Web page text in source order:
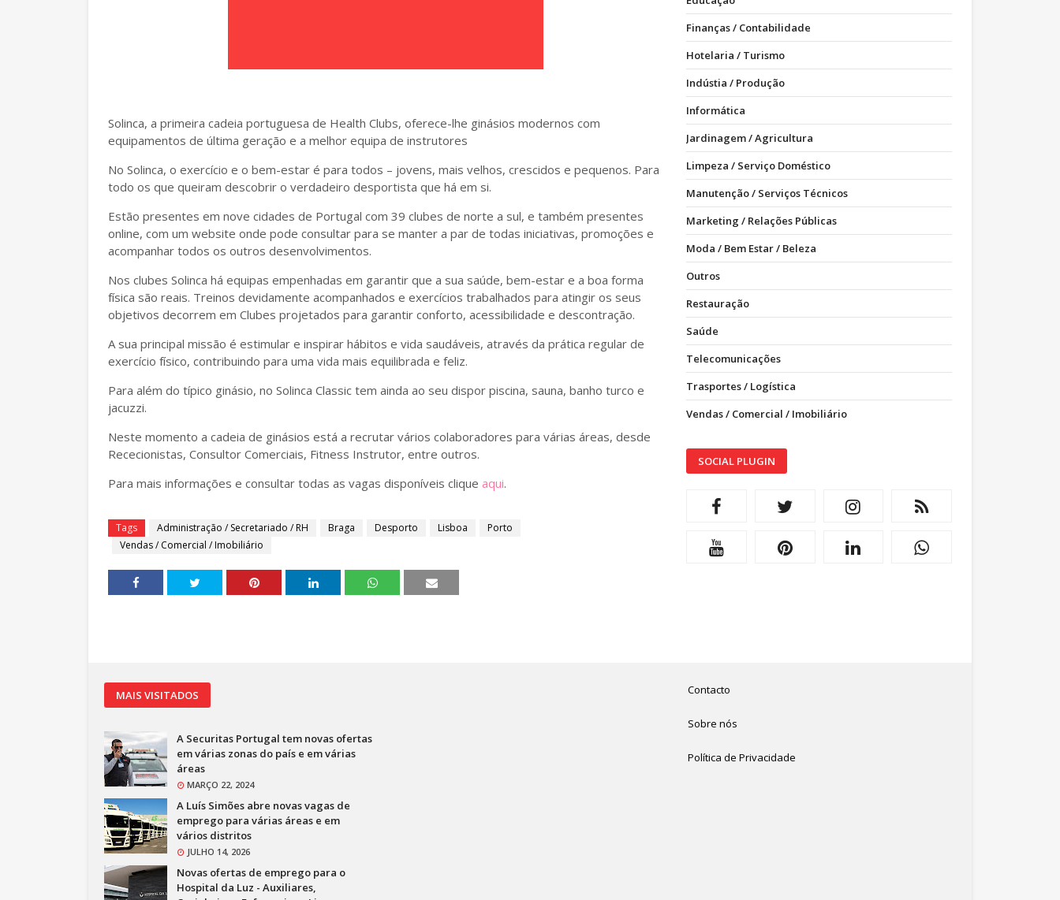
Solinca, a primeira cadeia portuguesa de Health Clubs, oferece-lhe ginásios modernos com
equipamentos de última geração e a melhor equipa de instrutores
No Solinca, o exercício e o bem-estar é para todos – jovens, mais velhos, crescidos e pequenos. Para
todo os que queiram descobrir o verdadeiro desportista que há em si.
Estão presentes em nove cidades de Portugal com 39 clubes de norte a sul, e também presentes
online, com um website onde pode consultar para se manter a par de todas iniciativas, promoções e
acompanhar todos os outros desenvolvimentos.
Nos clubes Solinca há equipas empenhadas em garantir que a sua saúde, bem-estar e a boa forma
física são reais. Treinos devidamente acompanhados e exercícios trabalhados para atingir os seus
objetivos decorrem em Clubes projetados para garantir conforto, acessibilidade e descontração.
A sua principal missão é estimular e inspirar hábitos e vida saudáveis, através da prática regular de
exercício físico, contribuindo para uma vida mais equilibrada e feliz.
Para além do típico ginásio, no Solinca Classic tem ainda ao seu dispor piscina, sauna, banho turco e
jacuzzi.
Neste momento a cadeia de ginásios está a recrutar vários colaboradores para várias áreas, desde
Rececionistas, Consultor Comerciais, Fitness Instrutor, entre outros.
Para mais informações e consultar todas as vagas disponíveis clique aqui.
Tags Administração / Secretariado / RH Braga Desporto Lisboa
Porto
Vendas / Comercial / Imobiliário
Finanças / Contabilidade
Hotelaria / Turismo
Indústia / Produção
Informática
Jardinagem / Agricultura
Limpeza / Serviço Doméstico
Manutenção / Serviços Técnicos
Marketing / Relações Públicas
Moda / Bem Estar / Beleza
Outros
Restauração
Saúde
Telecomunicações
Trasportes / Logística
Vendas / Comercial / Imobiliário
SOCIAL PLUGIN
MAIS VISITADOS
A Securitas Portugal tem novas ofertas
em várias zonas do país e em várias
áreas
MARÇO 22, 2024
A Luís Simões abre novas vagas de
emprego para várias áreas e em
vários distritos
JULHO 14, 2026
Novas ofertas de emprego para o
Hospital da Luz - Auxiliares,
Contacto
Sobre nós
Política de Privacidade